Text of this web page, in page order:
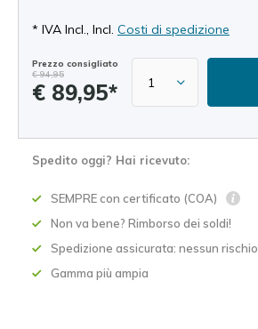
* IVA Incl., Incl. Costi di spedizione
Prezzo consigliato
€ 94,95
€ 89,95*
Spedito oggi? Hai ricevuto:
SEMPRE con certificato (COA)
Non va bene? Rimborso dei soldi!
Spedizione assicurata: nessun rischio
Gamma più ampia